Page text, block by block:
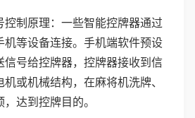
控制原理：一些智能控牌器通过
机等设备连接。手机端软件预设
信号给控牌器，控牌器接收到信
或机械结构，在麻将机洗牌、
达到控牌目的。